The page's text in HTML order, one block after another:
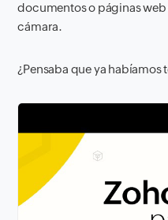
documentos o páginas
cámara.
¿Pensaba que ya habíamos